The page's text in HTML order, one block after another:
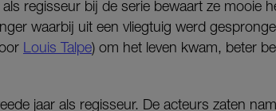
regisseur bij de serie bewaart ze mooie
waarbij uit een vliegtuig werd
Louis Talpe) om het leven kwam, beter
jaar als regisseur. De acteurs zaten